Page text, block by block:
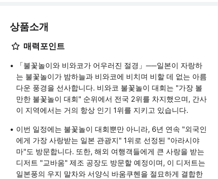
상품소개
매력포인트
「불꽃놀이와 비와코가 어우러진 절경」──일본이 자랑하
는 불꽃놀이가 밤하늘과 비와코에 비치며 비할 데 없는 아름
다운 풍경을 선사합니다. 비와코 불꽃놀이 대회는 "가장 볼
만한 불꽃놀이 대회" 순위에서 전국 2위를 차지했으며, 간사
이 지역에서는 거의 항상 인기 1위를 지키고 있습니다.
이번 일정에는 불꽃놀이 대회뿐만 아니라, 6년 연속 "외국인
에게 가장 사랑받는 일본 관광지" 1위로 선정된 "아라시야
마"도 방문합니다. 또한, 해외 여행객들에게 큰 사랑을 받는
디저트 "교바움" 제조 공장도 방문할 예정이며, 이 디저트는
일본풍의 우지 말차와 서양식 바움쿠헨을 절묘하게 결합한